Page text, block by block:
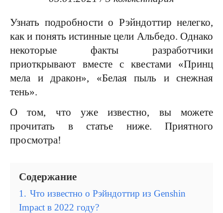
Узнать подробности о Рэйндоттир нелегко,
как и понять истинные цели Альбедо. Однако
некоторые факты разработчики
приоткрывают вместе с квестами «Принц
мела и дракон», «Белая пыль и снежная
тень».
О том, что уже известно, вы можете
прочитать в статье ниже. Приятного
просмотра!
Содержание
1. Что известно о Рэйндоттир из Genshin
Impact в 2022 году?